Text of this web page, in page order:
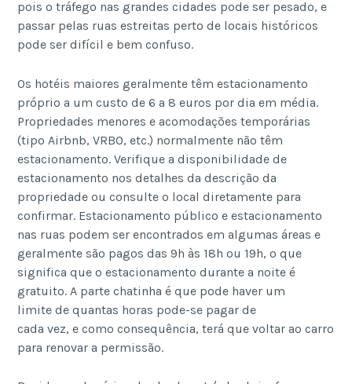
pois o tráfego nas grandes cidades pode ser pesado, e
passar pelas ruas estreitas perto de locais históricos
pode ser difícil e bem confuso.
Os hotéis maiores geralmente têm estacionamento
próprio a um custo de 6 a 8 euros por dia em média.
Propriedades menores e acomodações temporárias
(tipo Airbnb, VRBO, etc.) normalmente não têm
estacionamento. Verifique a disponibilidade de
estacionamento nos detalhes da descrição da
propriedade ou consulte o local diretamente para
confirmar. Estacionamento público e estacionamento
nas ruas podem ser encontrados em algumas áreas e
geralmente são pagos das 9h às 18h ou 19h, o que
significa que o estacionamento durante a noite é
gratuito. A parte chatinha é que pode haver um
limite de quantas horas pode-se pagar de
cada vez, e como consequência, terá que voltar ao carro
para renovar a permissão.